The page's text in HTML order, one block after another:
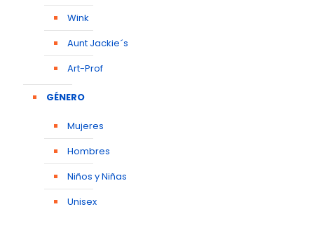
Wink
Aunt Jackie´s
Art-Prof
GÉNERO
Mujeres
Hombres
Niños y Niñas
Unisex